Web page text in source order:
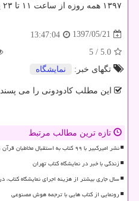
۱۳۹۷ همه روزه از ساعت ۱۱ تا ۲۳ پذیرای بازدیدكنندگان است.
1397/05/21
13:47:04
5.0
/ 5
تگهای خبر:
نمایشگاه
این مطلب کادودونی را می
تازه ترین مطالب مرتبط
نشر امیرکبیر با ۹۹ کتاب به استقبال مخاطبان قرآن رفت
زندگی با خبر در نمایشگاه کتاب تهران
سال جاری بیشتر از هزینه اجرای نمایشگاه کتاب،
رونمایی از کتاب هایی با ترجمه هوش مصنوعی